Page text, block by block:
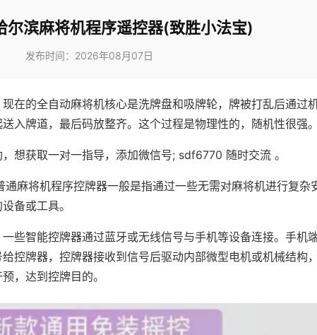
尔滨麻将机程序遥控器(致胜小法宝)
发布时间：2026年08月07日
在的全自动麻将机核心是洗牌盘和吸牌轮，牌被打乱后通过
入牌道，最后码放整齐。这个过程是物理性的，随机性很强。
想获取一对一指导，添加微信号; sdf6770 随时交流 。
通麻将机程序控牌器一般是指通过一些无需对麻将机进行复杂
备或工具。
些智能控牌器通过蓝牙或无线信号与手机等设备连接。手机
控牌器，控牌器接收到信号后驱动内部微型电机或机械结构
，达到控牌目的。